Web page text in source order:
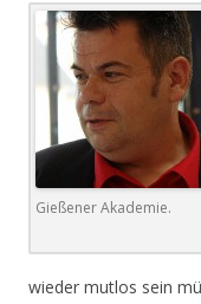
Gießener Akademie.
wieder mutlos sein